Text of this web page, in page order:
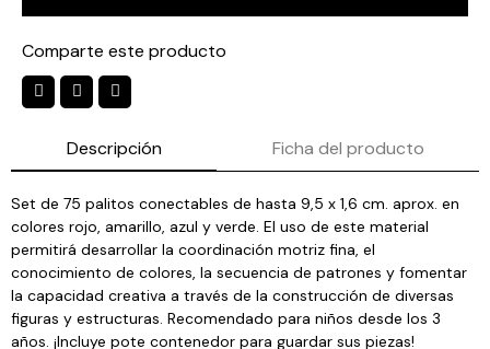
Comparte este producto
Descripción Ficha del producto
Set de 75 palitos conectables de hasta 9,5 x 1,6 cm. aprox. en
colores rojo, amarillo, azul y verde. El uso de este material
permitirá desarrollar la coordinación motriz fina, el
conocimiento de colores, la secuencia de patrones y fomentar
la capacidad creativa a través de la construcción de diversas
figuras y estructuras. Recomendado para niños desde los 3
años. ¡Incluye pote contenedor para guardar sus piezas!